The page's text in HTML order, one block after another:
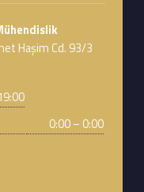
Haşim Cd. 93/3
0:00 – 0:00